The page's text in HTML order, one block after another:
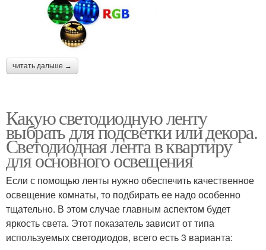
читать дальше →
Какую светодиодную ленту
выбрать для подсветки или декора.
Светодиодная лента в квартиру
для основного освещения
Если с помощью ленты нужно обеспечить качественное
освещение комнаты, то подбирать ее надо особенно
тщательно. В этом случае главным аспектом будет
яркость света. Этот показатель зависит от типа
используемых светодиодов, всего есть 3 варианта: